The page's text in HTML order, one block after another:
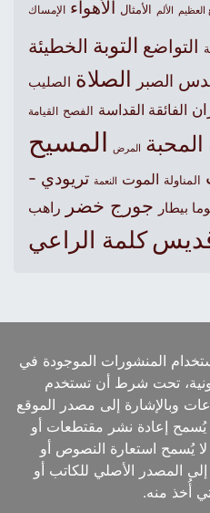
الألم الأمثال الأهواء الإمساك
التوبة الخطيئة
الصبر الصلاة الصليب
الفائقة القداسة الفصح القيامة
المرض المسيح
الموت النعمة تريودي -
بيطار جورج خضر راهب
كلمة الراعي
المنشورات الموجودة في
تحت شرط أن تستخدم
وبالإشارة إلى مصدر الموقع
إعادة نشر مقتطعات أو
استعارة النصوص أو
المصدر الأصلي للكاتب أو
أُخذ منه.